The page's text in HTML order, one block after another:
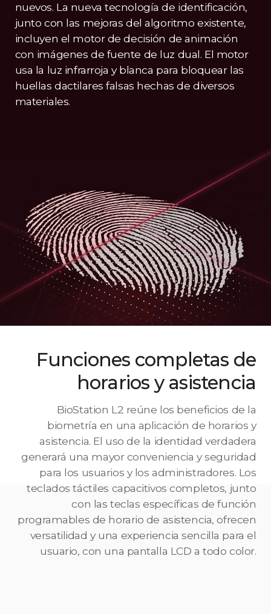
nuevos. La nueva tecnología de identificación,
junto con las mejoras del algoritmo existente,
incluyen el motor de decisión de animación
con imágenes de fuente de luz dual. El motor
usa la luz infrarroja y blanca para bloquear las
huellas dactilares falsas hechas de diversos
materiales.
Funciones completas de
horarios y asistencia
BioStation L2 reúne los beneficios de la
biometría en una aplicación de horarios y
asistencia. El uso de la identidad verdadera
generará una mayor conveniencia y seguridad
para los usuarios y los administradores. Los
teclados táctiles capacitivos completos, junto
con las teclas específicas de función
programables de horario de asistencia, ofrecen
versatilidad y una experiencia sencilla para el
usuario, con una pantalla LCD a todo color.